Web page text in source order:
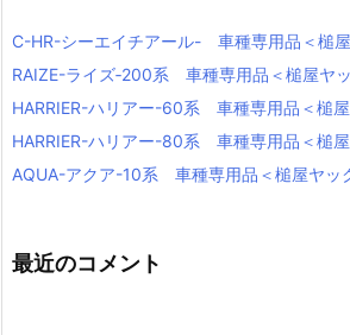
C-HR-シーエイチアール- 車種専用品＜槌
RAIZE-ライズ‐200系 車種専用品＜槌屋ヤ
HARRIER-ハリアー-60系 車種専用品＜槌屋
HARRIER-ハリアー-80系 車種専用品＜槌屋
AQUA-アクア-10系 車種専用品＜槌屋ヤッ
最近のコメント